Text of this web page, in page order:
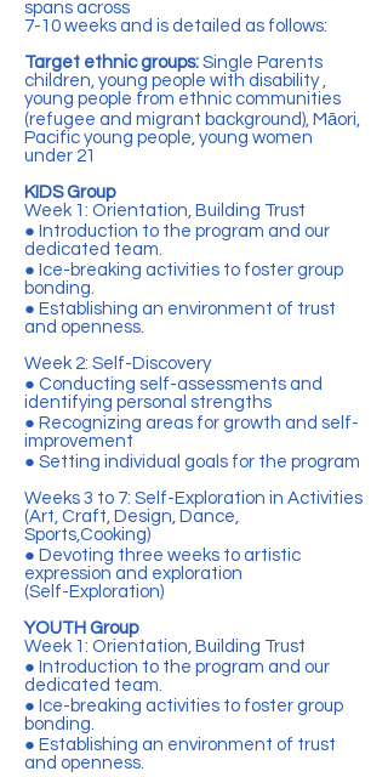
spans across
7-10 weeks and is detailed as follows:
Target ethnic groups: Single Parents
children, young people with disability ,
young people from ethnic communities
(refugee and migrant background), Māori,
Pacific young people, young women
under 21
KIDS Group
Week 1: Orientation, Building Trust
● Introduction to the program and our
dedicated team.
● Ice-breaking activities to foster group
bonding.
● Establishing an environment of trust
and openness.
Week 2: Self-Discovery
● Conducting self-assessments and
identifying personal strengths
● Recognizing areas for growth and self-
improvement
● Setting individual goals for the program
Weeks 3 to 7: Self-Exploration in Activities
(Art, Craft, Design, Dance,
Sports,Cooking)
● Devoting three weeks to artistic
expression and exploration
(Self-Exploration)
YOUTH Group
Week 1: Orientation, Building Trust
● Introduction to the program and our
dedicated team.
● Ice-breaking activities to foster group
bonding.
● Establishing an environment of trust
and openness.